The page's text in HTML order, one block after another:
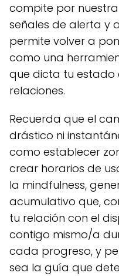
compite por
señales de alerta y
permite volver a
como una
que dicta tu estado
relaciones.
Recuerda que el
drástico ni
como establecer
crear horarios de
la mindfulness,
acumulativo que,
tu relación con el
contigo mismo/a
cada progreso, y
sea la guía que